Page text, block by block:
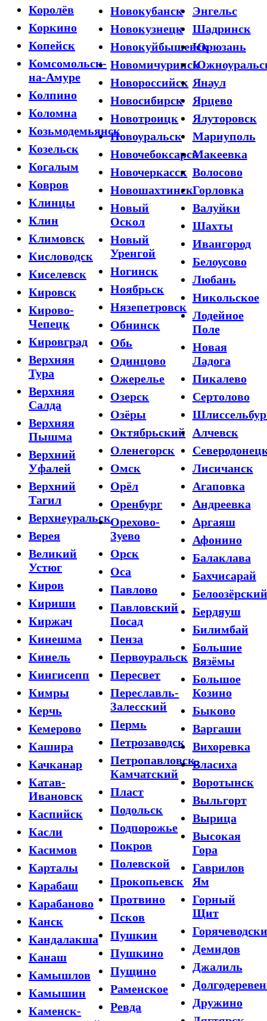
Королёв
Коркино
Копейск
Комсомольск-
на-Амуре
Колпино
Коломна
Козьмодемьянск
Козельск
Когалым
Ковров
Клинцы
Клин
Климовск
Кисловодск
Киселевск
Кировск
Кирово-
Чепецк
Кировград
Верхняя
Тура
Верхняя
Салда
Верхняя
Пышма
Верхний
Уфалей
Верхний
Тагил
Верхнеуральск
Верея
Великий
Устюг
Киров
Кириши
Киржач
Кинешма
Кинель
Кингисепп
Кимры
Керчь
Кемерово
Кашира
Качканар
Катав-
Ивановск
Каспийск
Касли
Касимов
Карталы
Карабаш
Карабаново
Канск
Кандалакша
Канаш
Камышлов
Камышин
Каменск-
Новокубанск
Новокузнецк
Новокуйбышевск
Новомичуринск
Новороссийск
Новосибирск
Новотроицк
Новоуральск
Новочебоксарск
Новочеркасск
Новошахтинск
Новый
Оскол
Новый
Уренгой
Ногинск
Ноябрьск
Нязепетровск
Обнинск
Обь
Одинцово
Ожерелье
Озерск
Озёры
Октябрьский
Оленегорск
Омск
Орёл
Оренбург
Орехово-
Зуево
Орск
Оса
Павлово
Павловский
Посад
Пенза
Первоуральск
Пересвет
Переславль-
Залесский
Пермь
Петрозаводск
Петропавловск-
Камчатский
Пласт
Подольск
Подпорожье
Покров
Полевской
Прокопьевск
Протвино
Псков
Пушкин
Пушкино
Пущино
Раменское
Ревда
Энгельс
Шадринск
Юрюзань
Янаул
Ярцево
Ялуторовск
Мариуполь
Макеевка
Волосово
Горловка
Валуйки
Шахты
Ивангород
Белоусово
Любань
Никольское
Лодейное
Поле
Новая
Ладога
Пикалево
Сертолово
Алчевск
Лисичанск
Агаповка
Андреевка
Аргаяш
Афонино
Балаклава
Бахчисарай
Белоозёрский
Бердяуш
Билимбай
Большие
Вязёмы
Большое
Козино
Быково
Варгаши
Вихоревка
Власиха
Воротынск
Выльгорт
Вырица
Высокая
Гора
Гаврилов
Ям
Горный
Щит
Демидов
Джалиль
Дружино